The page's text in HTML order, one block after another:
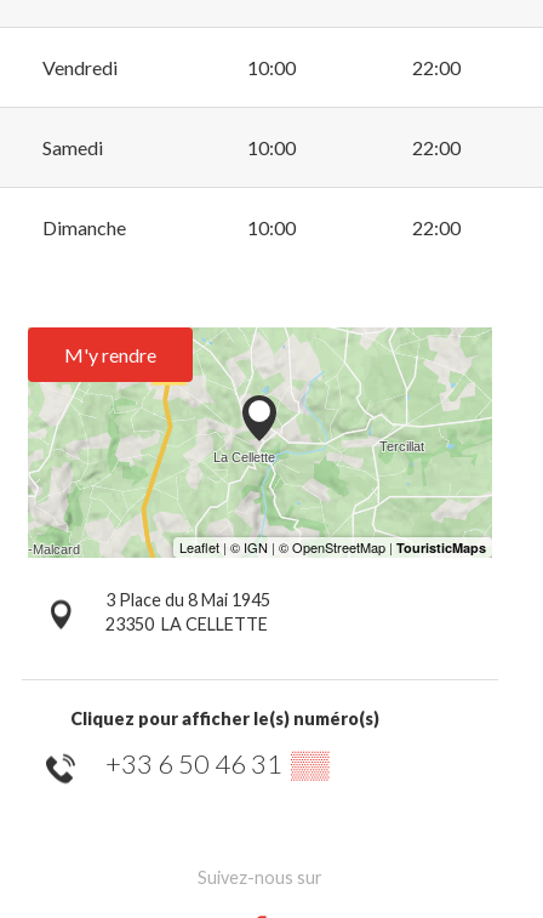
Vendredi 10:00 22:00
Samedi 10:00 22:00
Dimanche 10:00 22:00
M'y rendre
3 Place du 8 Mai 1945
23350 LA CELLETTE
Cliquez pour afficher le(s) numéro(s)
+33 6 50 46 31 ▒▒
Suivez-nous sur